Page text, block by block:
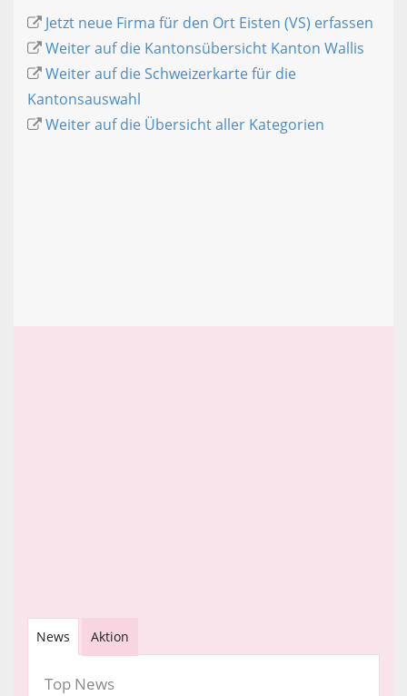
Jetzt neue Firma für den Ort Eisten (VS) erfassen
Weiter auf die Kantonsübersicht Kanton Wallis
Weiter auf die Schweizerkarte für die
Kantonsauswahl
Weiter auf die Übersicht aller Kategorien
News Aktion
Top News